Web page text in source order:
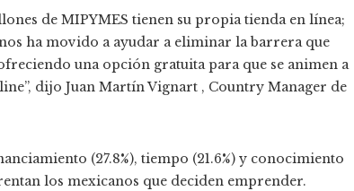
de MIPYMES tienen su propia tienda en línea;
ha movido a ayudar a eliminar la barrera que
una opción gratuita para que se animen a
dijo Juan Martín Vignart , Country Manager de
(27.8%), tiempo (21.6%) y conocimiento
los mexicanos que deciden emprender.